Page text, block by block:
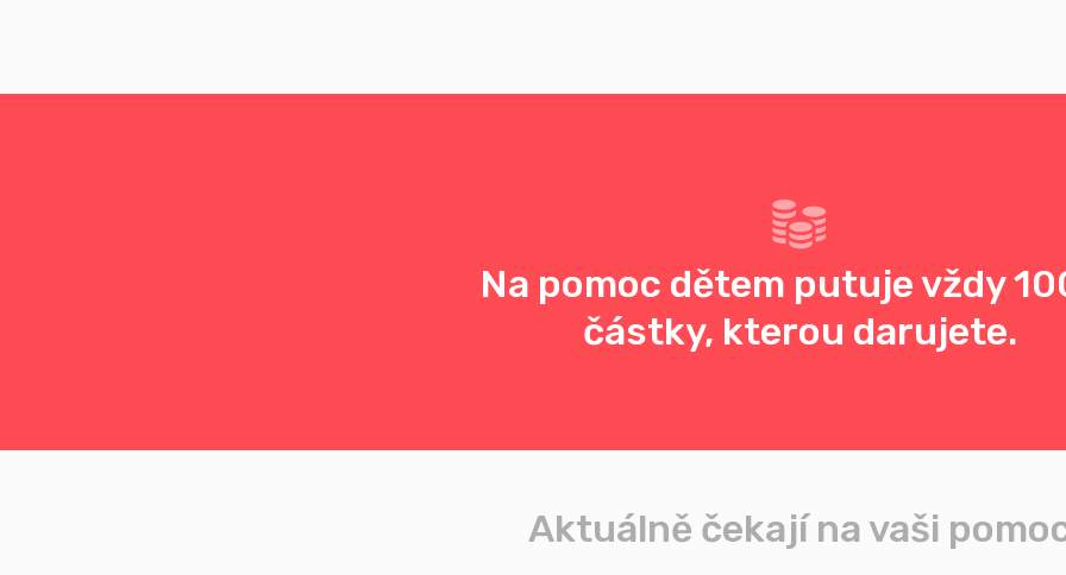
Na pomoc dětem putuje vždy
částky, kterou darujete.
Aktuálně čekají na vaši